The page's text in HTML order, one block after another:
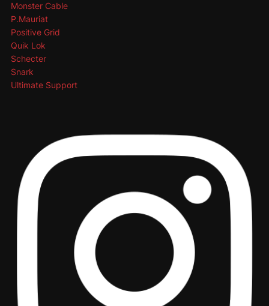
Monster Cable
P.Mauriat
Positive Grid
Quik Lok
Schecter
Snark
Ultimate Support